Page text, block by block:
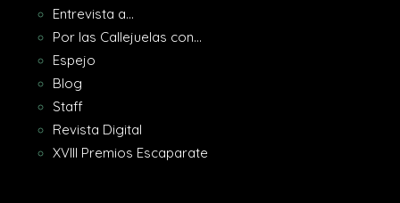
Entrevista a…
Por las Callejuelas con…
Espejo
Blog
Staff
Revista Digital
XVIII Premios Escaparate